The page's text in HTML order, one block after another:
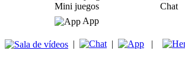
Mini juegos
Chat
App
| | |